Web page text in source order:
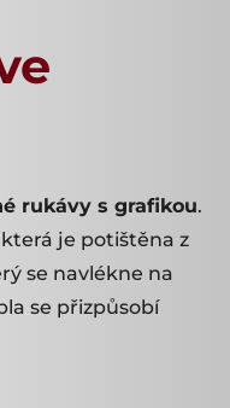
rukávy s grafikou.
je potištěna z
se navlékne na
se přizpůsobí